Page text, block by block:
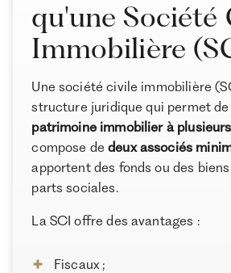
La Société Civile Immobilière en cas
La fin de vie d’une Société Civile
Conclusion : Que faut-il savoir avant
l’immobilier via une SCI ?
À propos de Ramify
Ramify est l’alternative digitale à la
Pour une clientèle exigeante, nous
expertise patrimoniale,
rigoureuse des meilleurs produits
une logique de performance à
qu'une Société
Immobilière
Une société civile immobilière
structure juridique qui permet de
patrimoine immobilier à plusieurs
compose dedeux associés
apportent des fonds ou des
parts sociales.
La SCI offre des avantages :
Fiscaux ;